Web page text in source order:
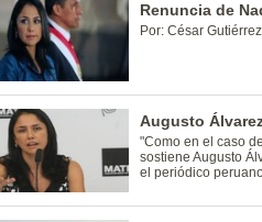
Renuncia de
Por: César Gutiérrez
Augusto
"Como en el caso
sostiene Augusto
el periódico